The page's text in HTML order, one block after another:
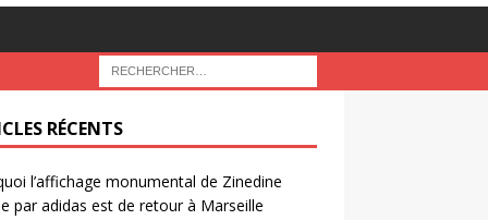
RÉCENTS
l’affichage monumental de Zinedine
par adidas est de retour à Marseille